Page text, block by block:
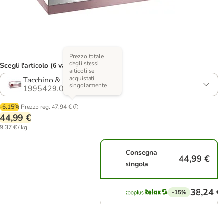
Scegli l'articolo (6 varianti)
Tacchino & Agnello
1995429.0
-6.15% Prezzo reg. 47,94 €
Prezzo totale
degli stessi
articoli se
acquistati
singolarmente
44,99 €
9,37 € / kg
Consegna
singola
44,99 €
-15% 38,24